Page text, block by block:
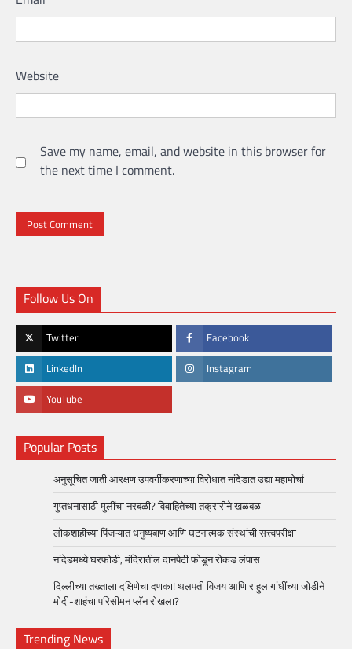
Website
Save my name, email, and website in this browser for
the next time I comment.
Follow Us On
Twitter Facebook
LinkedIn Instagram
YouTube
Popular Posts
अनुसूचित जाती आरक्षण उपवर्गीकरणाच्या विरोधात नांदेडात उद्या महामोर्चा
गुप्तधनासाठी मुलींचा नरबळी? विवाहितेच्या तक्रारीने खळबळ
लोकशाहीच्या पिंजऱ्यात धनुष्यबाण आणि घटनात्मक संस्थांची सत्त्वपरीक्षा
नांदेडमध्ये घरफोडी, मंदिरातील दानपेटी फोडून रोकड लंपास
दिल्लीच्या तख्ताला दक्षिणेचा दणका! थलपती विजय आणि राहुल गांधींच्या जोडीने
मोदी-शाहंचा परिसीमन प्लॅन रोखला?
Trending News